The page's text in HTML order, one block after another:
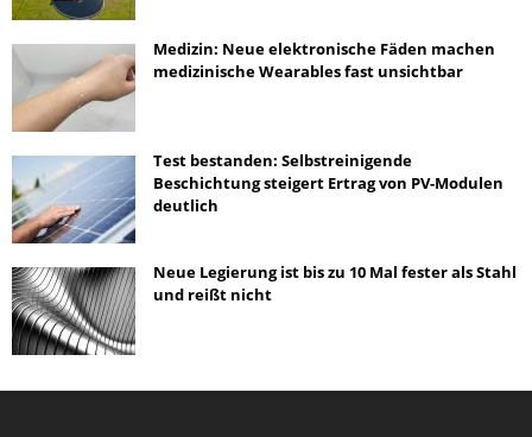
Medizin: Neue elektronische Fäden machen
medizinische Wearables fast unsichtbar
Test bestanden: Selbstreinigende
Beschichtung steigert Ertrag von PV-Modulen
deutlich
Neue Legierung ist bis zu 10 Mal fester als Stahl
und reißt nicht